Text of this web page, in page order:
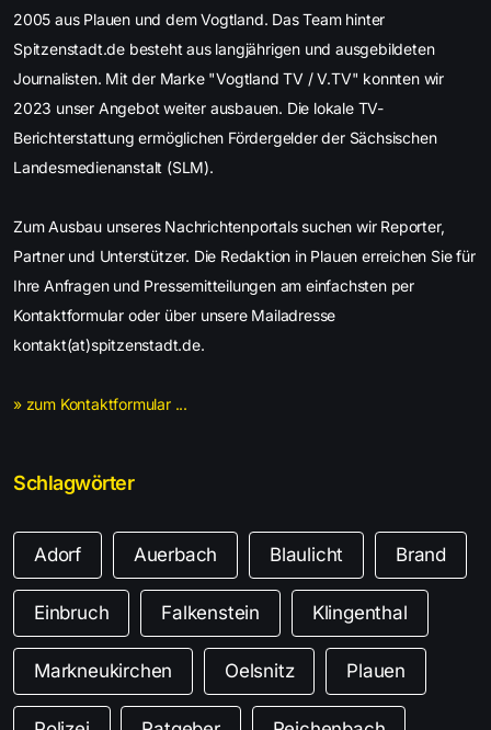
2005 aus Plauen und dem Vogtland. Das Team hinter
Spitzenstadt.de besteht aus langjährigen und ausgebildeten
Journalisten. Mit der Marke "Vogtland TV / V.TV" konnten wir
2023 unser Angebot weiter ausbauen. Die lokale TV-
Berichterstattung ermöglichen Fördergelder der Sächsischen
Landesmedienanstalt (SLM).
Zum Ausbau unseres Nachrichtenportals suchen wir Reporter,
Partner und Unterstützer. Die Redaktion in Plauen erreichen Sie für
Ihre Anfragen und Pressemitteilungen am einfachsten per
Kontaktformular oder über unsere Mailadresse
kontakt(at)spitzenstadt.de.
» zum Kontaktformular ...
Schlagwörter
Adorf Auerbach Blaulicht Brand
Einbruch Falkenstein Klingenthal
Markneukirchen Oelsnitz Plauen